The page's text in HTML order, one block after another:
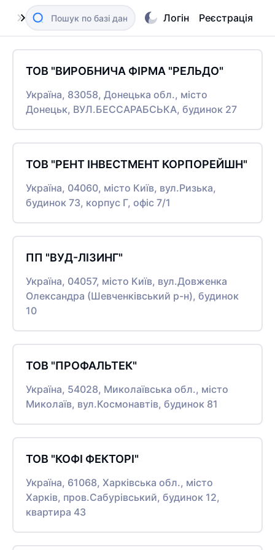
Логін Реєстрація
ТОВ "ВИРОБНИЧА ФІРМА "РЕЛЬДО"
Україна, 83058, Донецька обл., місто
Донецьк, ВУЛ.БЕССАРАБСЬКА, будинок 27
ТОВ "РЕНТ ІНВЕСТМЕНТ КОРПОРЕЙШН"
Україна, 04060, місто Київ, вул.Ризька,
будинок 73, корпус Г, офіс 7/1
ПП "ВУД-ЛІЗИНГ"
Україна, 04057, місто Київ, вул.Довженка
Олександра (Шевченківський р-н), будинок
10
ТОВ "ПРОФАЛЬТЕК"
Україна, 54028, Миколаївська обл., місто
Миколаїв, вул.Космонавтів, будинок 81
ТОВ "КОФІ ФЕКТОРІ"
Україна, 61068, Харківська обл., місто
Харків, пров.Сабурівський, будинок 12,
квартира 43